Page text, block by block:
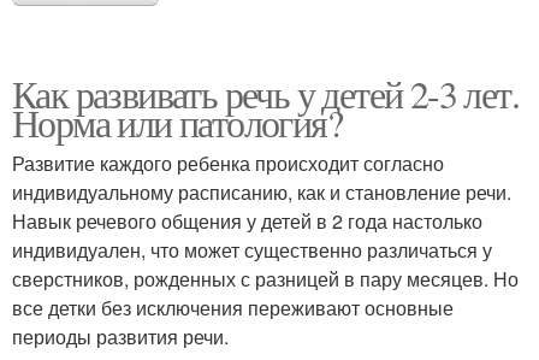
Как развивать речь у детей 2-3 лет.
Норма или патология?
Развитие каждого ребенка происходит согласно
индивидуальному расписанию, как и становление речи.
Навык речевого общения у детей в 2 года настолько
индивидуален, что может существенно различаться у
сверстников, рожденных с разницей в пару месяцев. Но
все детки без исключения переживают основные
периоды развития речи.